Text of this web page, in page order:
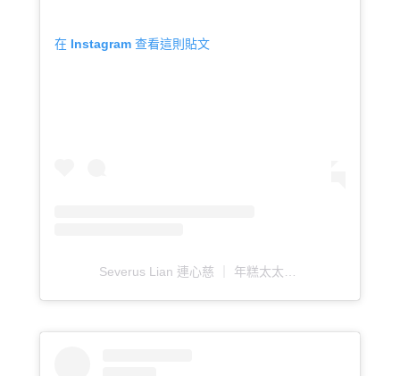
在 Instagram 查看這則貼文